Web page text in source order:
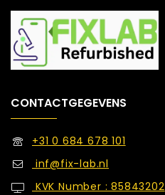
CONTACTGEGEVENS
+31 0 684 678 101
inf@fix-lab.nl
KVK Number : 85843202